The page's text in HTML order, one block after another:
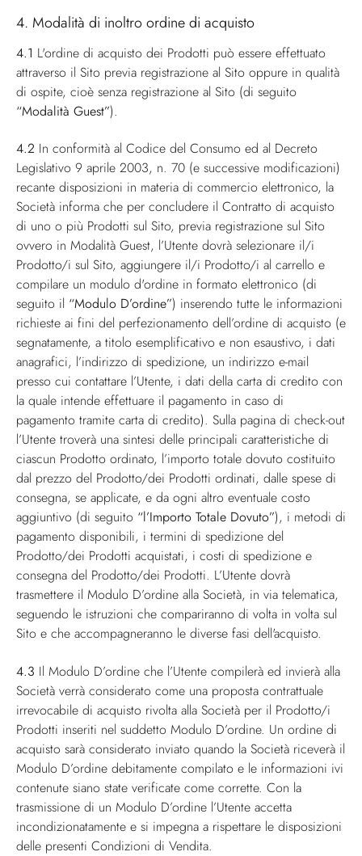
4. Modalità di inoltro ordine di acquisto
4.1 L'ordine di acquisto dei Prodotti può essere effettuato
attraverso il Sito previa registrazione al Sito oppure in qualità
di ospite, cioè senza registrazione al Sito (di seguito
“Modalità Guest”).
4.2 In conformità al Codice del Consumo ed al Decreto
Legislativo 9 aprile 2003, n. 70 (e successive modificazioni)
recante disposizioni in materia di commercio elettronico, la
Società informa che per concludere il Contratto di acquisto
di uno o più Prodotti sul Sito, previa registrazione sul Sito
ovvero in Modalità Guest, l’Utente dovrà selezionare il/i
Prodotto/i sul Sito, aggiungere il/i Prodotto/i al carrello e
compilare un modulo d'ordine in formato elettronico (di
seguito il “Modulo D’ordine”) inserendo tutte le informazioni
richieste ai fini del perfezionamento dell’ordine di acquisto (e
segnatamente, a titolo esemplificativo e non esaustivo, i dati
anagrafici, l’indirizzo di spedizione, un indirizzo e-mail
presso cui contattare l’Utente, i dati della carta di credito con
la quale intende effettuare il pagamento in caso di
pagamento tramite carta di credito). Sulla pagina di check-out
l’Utente troverà una sintesi delle principali caratteristiche di
ciascun Prodotto ordinato, l’importo totale dovuto costituito
dal prezzo del Prodotto/dei Prodotti ordinati, dalle spese di
consegna, se applicate, e da ogni altro eventuale costo
aggiuntivo (di seguito “l’Importo Totale Dovuto”), i metodi di
pagamento disponibili, i termini di spedizione del
Prodotto/dei Prodotti acquistati, i costi di spedizione e
consegna del Prodotto/dei Prodotti. L’Utente dovrà
trasmettere il Modulo D’ordine alla Società, in via telematica,
seguendo le istruzioni che compariranno di volta in volta sul
Sito e che accompagneranno le diverse fasi dell'acquisto.
4.3 Il Modulo D’ordine che l’Utente compilerà ed invierà alla
Società verrà considerato come una proposta contrattuale
irrevocabile di acquisto rivolta alla Società per il Prodotto/i
Prodotti inseriti nel suddetto Modulo D’ordine. Un ordine di
acquisto sarà considerato inviato quando la Società riceverà il
Modulo D’ordine debitamente compilato e le informazioni ivi
contenute siano state verificate come corrette. Con la
trasmissione di un Modulo D’ordine l’Utente accetta
incondizionatamente e si impegna a rispettare le disposizioni
delle presenti Condizioni di Vendita.